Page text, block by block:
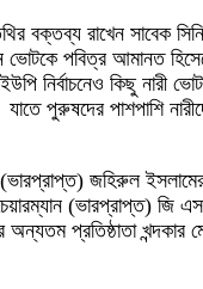
বক্তব্য রাখেন সাবেক
পবিত্র আমানত
কিছু নারী
যাতে পুরুষদের
জহিরুল ইসলামের
(ভারপ্রাপ্ত) জি এস
প্রতিষ্ঠাতা খন্দকার